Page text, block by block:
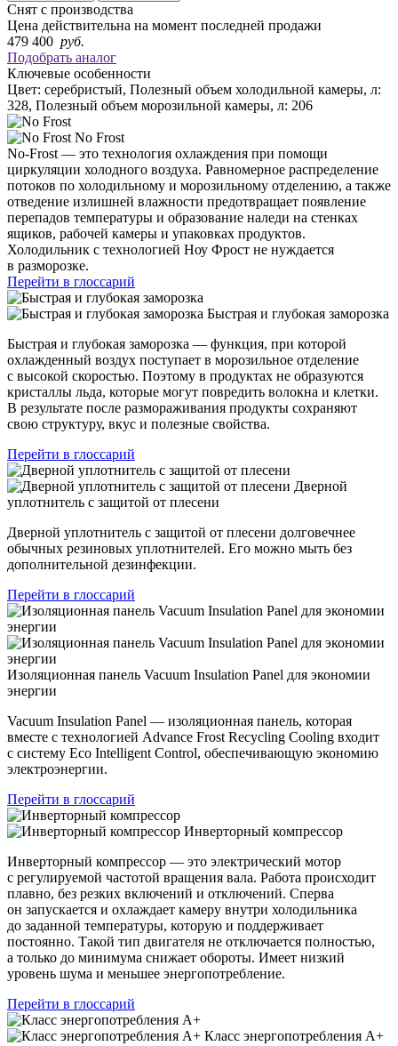
Снят с производства
Цена действительна на момент последней продажи
479 400 руб.
Подобрать аналог
Ключевые особенности
Цвет: серебристый, Полезный объем холодильной камеры, л:
328, Полезный объем морозильной камеры, л: 206
No Frost
No-Frost — это технология охлаждения при помощи
циркуляции холодного воздуха. Равномерное распределение
потоков по холодильному и морозильному отделению, а также
отведение излишней влажности предотвращает появление
перепадов температуры и образование наледи на стенках
ящиков, рабочей камеры и упаковках продуктов.
Холодильник с технологией Ноу Фрост не нуждается
в разморозке.
Перейти в глоссарий
Быстрая и глубокая заморозка
Быстрая и глубокая заморозка — функция, при которой
охлажденный воздух поступает в морозильное отделение
с высокой скоростью. Поэтому в продуктах не образуются
кристаллы льда, которые могут повредить волокна и клетки.
В результате после размораживания продукты сохраняют
свою структуру, вкус и полезные свойства.
Перейти в глоссарий
Дверной
уплотнитель с защитой от плесени
Дверной уплотнитель с защитой от плесени долговечнее
обычных резиновых уплотнителей. Его можно мыть без
дополнительной дезинфекции.
Перейти в глоссарий
Изоляционная панель Vacuum Insulation Panel для экономии
энергии
Vacuum Insulation Panel — изоляционная панель, которая
вместе с технологией Advance Frost Recycling Cooling входит
с систему Eco Intelligent Control, обеспечивающую экономию
электроэнергии.
Перейти в глоссарий
Инверторный компрессор
Инверторный компрессор — это электрический мотор
с регулируемой частотой вращения вала. Работа происходит
плавно, без резких включений и отключений. Сперва
он запускается и охлаждает камеру внутри холодильника
до заданной температуры, которую и поддерживает
постоянно. Такой тип двигателя не отключается полностью,
а только до минимума снижает обороты. Имеет низкий
уровень шума и меньшее энергопотребление.
Перейти в глоссарий
Класс энергопотребления А+